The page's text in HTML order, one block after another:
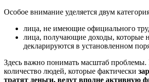
Особое внимание уделяется двум
лица, не имеющие официального
лица, получающие доходы, которые
декларируются в установленном
Здесь важно понимать масштаб проблемы.
количество людей, которые фактически
тратят деньги, ведут вполне активную